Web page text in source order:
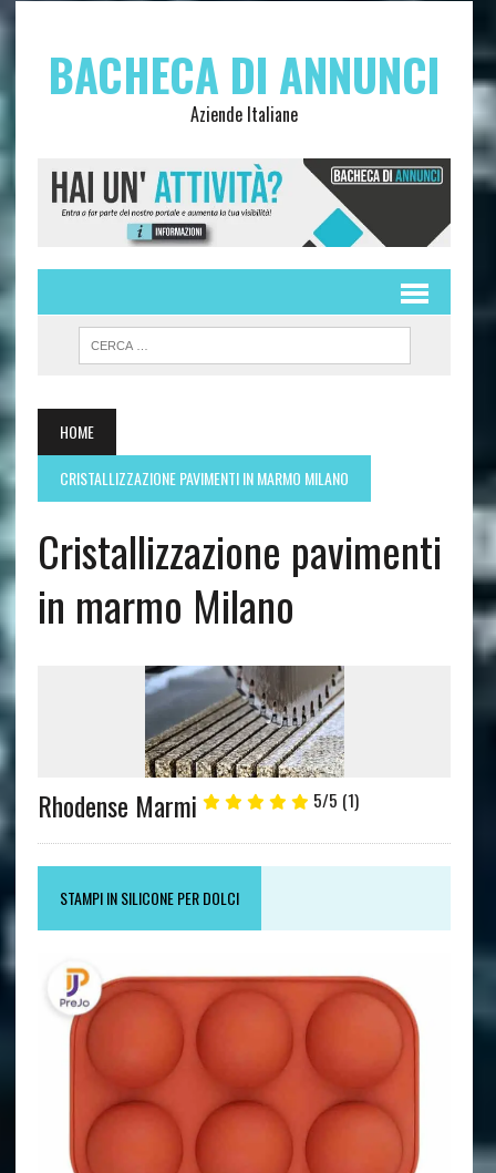
BACHECA DI ANNUNCI
Aziende Italiane
HOME
CRISTALLIZZAZIONE PAVIMENTI IN MARMO MILANO
Cristallizzazione pavimenti
in marmo Milano
Rhodense Marmi 5/5 (1)
STAMPI IN SILICONE PER DOLCI